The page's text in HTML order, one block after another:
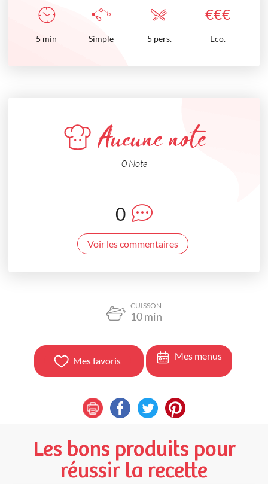
€€€
5 min Simple 5 pers. Eco.
Aucune note
0 Note
0
Voir les commentaires
CUISSON
10min
Mes favoris Mes menus
Les bons produits pour
réussir la recette